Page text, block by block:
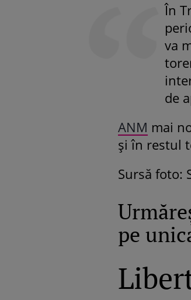
În
va
de
ANM mai
și în restul
Sursă foto:
pe